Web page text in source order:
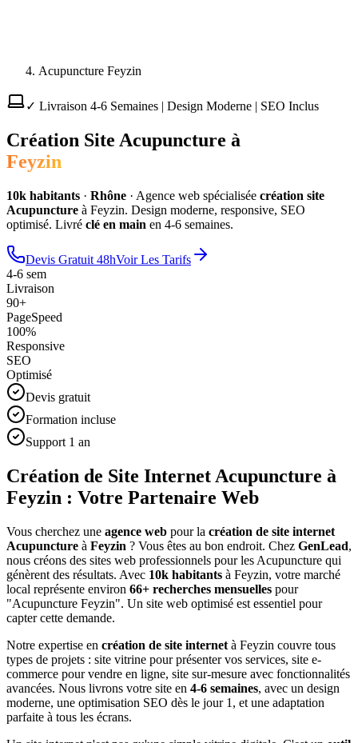
Acupuncture Feyzin
✓ Livraison 4-6 Semaines | Design Moderne | SEO Inclus
Création Site Acupuncture à
Feyzin
10k habitants · Rhône · Agence web spécialisée création site
Acupuncture à Feyzin. Design moderne, responsive, SEO
optimisé. Livré clé en main en 4-6 semaines.
Devis Gratuit 48hVoir Les Tarifs
4-6 sem
Livraison
90+
PageSpeed
100%
Responsive
SEO
Optimisé
Devis gratuit
Formation incluse
Support 1 an
Création de Site Internet Acupuncture à
Feyzin : Votre Partenaire Web
Vous cherchez une agence web pour la création de site internet
Acupuncture à Feyzin ? Vous êtes au bon endroit. Chez GenLead,
nous créons des sites web professionnels pour les Acupuncture qui
génèrent des résultats. Avec 10k habitants à Feyzin, votre marché
local représente environ 66+ recherches mensuelles pour
"Acupuncture Feyzin". Un site web optimisé est essentiel pour
capter cette demande.
Notre expertise en création de site internet à Feyzin couvre tous
types de projets : site vitrine pour présenter vos services, site e-
commerce pour vendre en ligne, site sur-mesure avec fonctionnalités
avancées. Nous livrons votre site en 4-6 semaines, avec un design
moderne, une optimisation SEO dès le jour 1, et une adaptation
parfaite à tous les écrans.